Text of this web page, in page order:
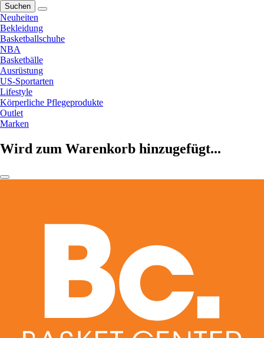
Suchen
Neuheiten
Bekleidung
Basketballschuhe
NBA
Basketbälle
Ausrüstung
US-Sportarten
Lifestyle
Körperliche Pflegeprodukte
Outlet
Marken
Wird zum Warenkorb hinzugefügt...